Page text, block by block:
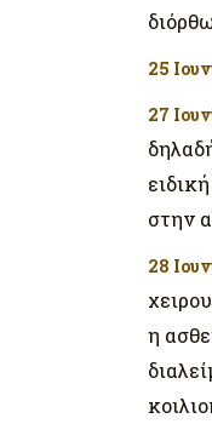
25
27
στην
28
η